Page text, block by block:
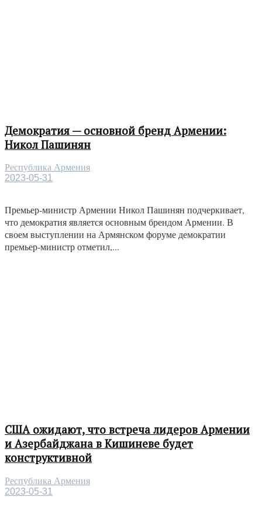
Демократия — основной бренд Армении:
Никол Пашинян
Республика Армения
2023-05-31
Премьер-министр Армении Никол Пашинян подчеркивает,
что демократия является основным брендом Армении. В
своем выступлении на Армянском форуме демократии
премьер-министр отметил,...
США ожидают, что встреча лидеров Армении
и Азербайджана в Кишиневе будет
конструктивной
Республика Армения
2023-05-31